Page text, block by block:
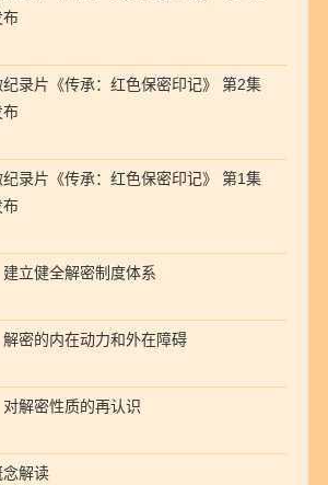
布
录片《传承：红色保密印记》 第2集
布
录片《传承：红色保密印记》 第1集
布
立健全解密制度体系
密的内在动力和外在障碍
解密性质的再认识
解读